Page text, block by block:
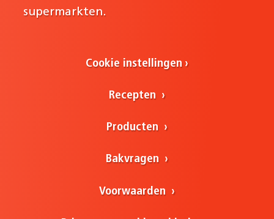
supermarkten.
Cookie instellingen
Recepten
Producten
Bakvragen
Voorwaarden